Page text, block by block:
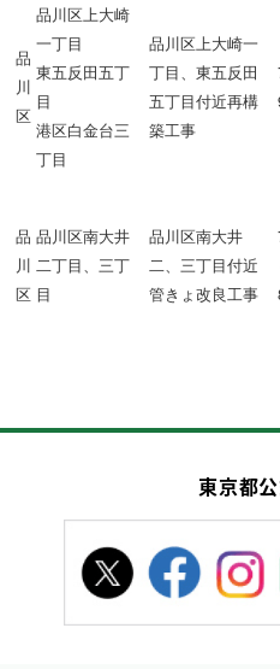
品
川
区
品川区上大崎
一丁目
東五反田五丁
目
港区白金台三
丁目
品川区上大崎一
丁目、東五反田
五丁目付近再構
築工事
品
川
区
品川区南大井
二丁目、三丁
目
品川区南大井
二、三丁目付近
管きょ改良工事
東京都